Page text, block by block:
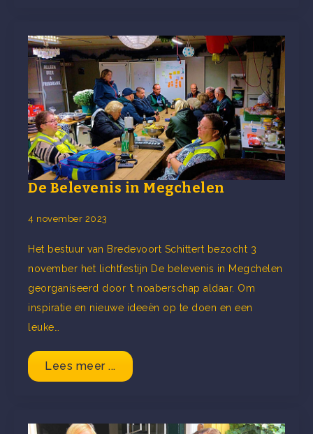
De Belevenis in Megchelen
4 november 2023
Het bestuur van Bredevoort Schittert bezocht 3
november het lichtfestijn De belevenis in Megchelen
georganiseerd door ’t noaberschap aldaar. Om
inspiratie en nieuwe ideeën op te doen en een
leuke…
Lees meer ...